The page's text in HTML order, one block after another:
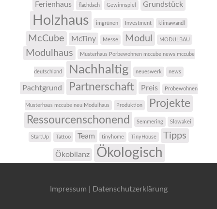
Ferienhaus flachdach Gewinnspiel Grundstück
Holzhaus imgrünen Investment klimawandl
McCube McTiny Messe Modul MODULBAU
Modulhaus Musterhaus Porbewohnen mccube news mccube
deutschland Nachhaltig neueswerk news
Pachtgrund Partnerschaft Preis Probewohnen
Musterhaus mccube neu Modulhaus Produktion
Projekte
Ressourcenschonend
Semmering Slowakei
StartUp Tattoo Team tinyhome TinyHouse Tipps
Ökobilanz Ökologisch
Impressum Datenschutzerklärung